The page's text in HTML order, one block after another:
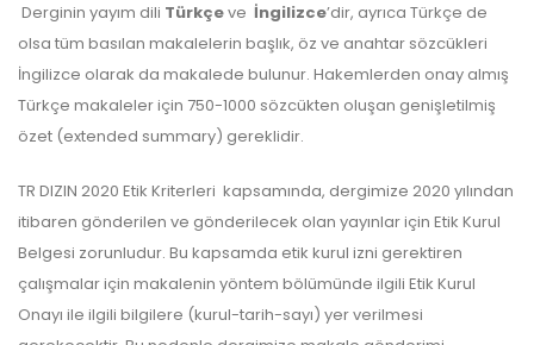
Derginin yayım dili Türkçeve İngilizce’dir, ayrıca Türkçe de
olsa tüm basılan makalelerin başlık, öz ve anahtar sözcükleri
İngilizce olarak da makalede bulunur. Hakemlerden onay almış
Türkçe makaleler için 750-1000 sözcükten oluşan genişletilmiş
özet (extended summary) gereklidir.
TR DIZIN 2020 Etik Kriterleri kapsamında, dergimize 2020 yılından
itibaren gönderilen ve gönderilecek olan yayınlar için Etik Kurul
Belgesi zorunludur. Bu kapsamda etik kurul izni gerektiren
çalışmalar için makalenin yöntem bölümünde ilgili Etik Kurul
Onayı ile ilgili bilgilere (kurul-tarih-sayı) yer verilmesi